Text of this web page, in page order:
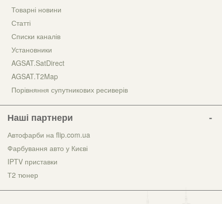
Товарні новини
Статті
Списки каналів
Установники
AGSAT.SatDirect
AGSAT.T2Map
Порівняння супутникових ресиверів
Наші партнери
Автофарби на flip.com.ua
Фарбування авто у Києві
IPTV приставки
Т2 тюнер